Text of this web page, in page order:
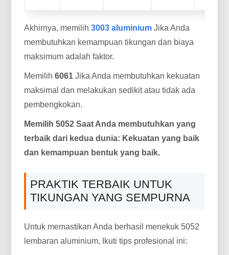
Akhirnya, memilih3003 aluminium Jika Anda
membutuhkan kemampuan tikungan dan biaya
maksimum adalah faktor.
Memilih6061 Jika Anda membutuhkan kekuatan
maksimal dan melakukan sedikit atau tidak ada
pembengkokan.
Memilih 5052 Saat Anda membutuhkan yang
terbaik dari kedua dunia: Kekuatan yang baik
dan kemampuan bentuk yang baik.
PRAKTIK TERBAIK UNTUK
TIKUNGAN YANG SEMPURNA
Untuk memastikan Anda berhasil menekuk 5052
lembaran aluminium, Ikuti tips profesional ini: